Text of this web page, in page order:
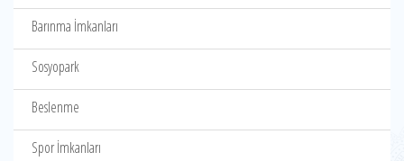
Barınma İmkanları
Sosyopark
Beslenme
Spor İmkanları